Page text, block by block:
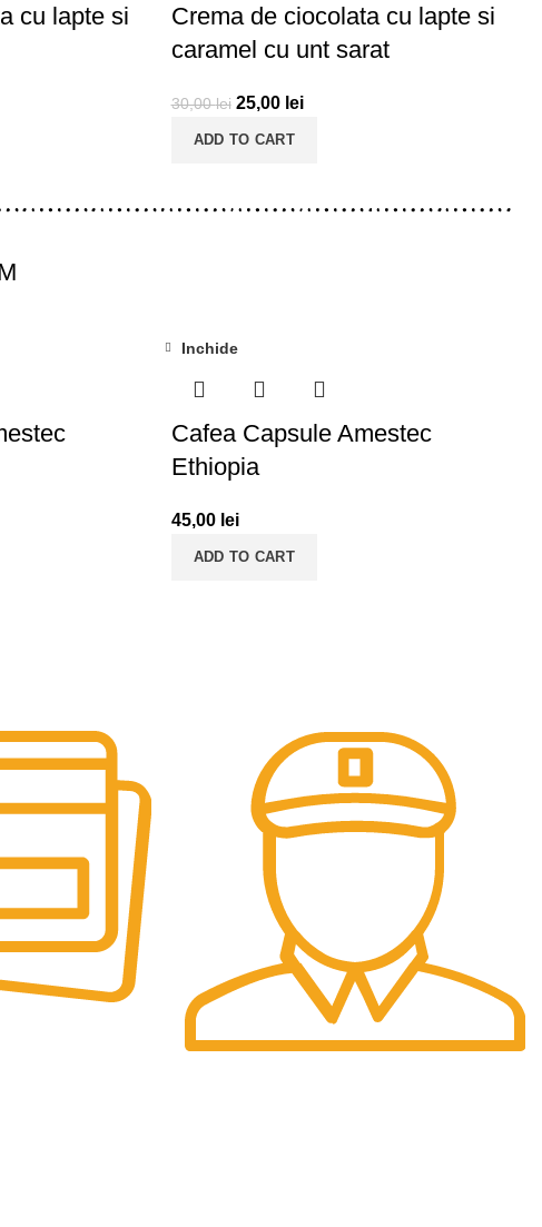
cu lapte si
Crema de ciocolata cu lapte si
caramel cu unt sarat
30,00lei 25,00 lei
ADD TO CART
Inchide
Cafea Capsule Amestec
Ethiopia
45,00 lei
ADD TO CART